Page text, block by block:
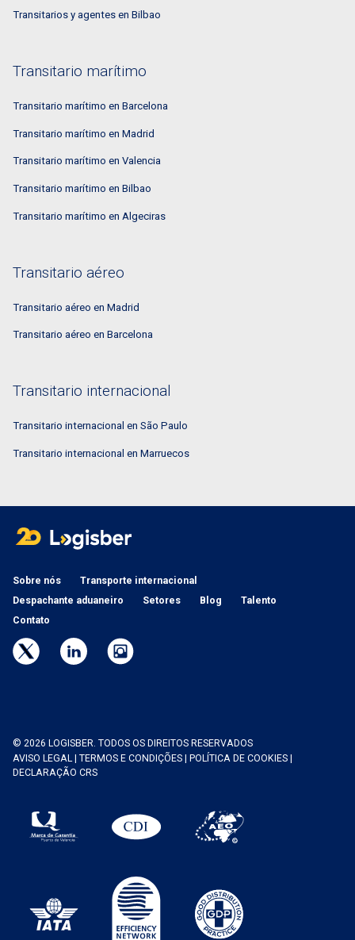
Transitarios y agentes en Bilbao
Transitario marítimo
Transitario marítimo en Barcelona
Transitario marítimo en Madrid
Transitario marítimo en Valencia
Transitario marítimo en Bilbao
Transitario marítimo en Algeciras
Transitario aéreo
Transitario aéreo en Madrid
Transitario aéreo en Barcelona
Transitario internacional
Transitario internacional en São Paulo
Transitario internacional en Marruecos
Sobre nós
Transporte internacional
Despachante aduaneiro
Setores Blog
Talento
Contato
© 2026 LOGISBER. TODOS OS DIREITOS RESERVADOS
AVISO LEGAL| TERMOS E CONDIÇÕES POLÍTICA DE COOKIES
DECLARAÇÃO CRS